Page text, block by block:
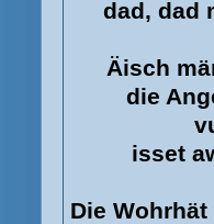
dad, dad
Äisch
die
isset
Die